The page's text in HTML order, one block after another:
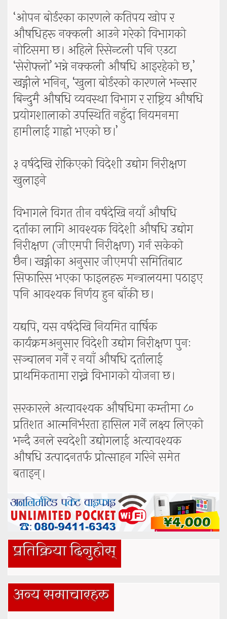
‘ओपन बोर्डरका कारणले कतिपय खोप र
औषधिहरू नक्कली आउने गरेको विभागको
नोटिसमा छ। अहिले रिसेन्टली पनि एउटा
‘सेरोफ्लो’ भन्ने नक्कली औषधि आइरहेको छ,’
खड्गीले भनिन्, ‘खुला बोर्डरको कारणले भन्सार
बिन्दुमै औषधि व्यवस्था विभाग र राष्ट्रिय औषधि
प्रयोगशालाको उपस्थिति नहुँदा नियमनमा
हामीलाई गाह्रो भएको छ।’
३ वर्षदेखि रोकिएको विदेशी उद्योग निरीक्षण
खुलाइने
विभागले विगत तीन वर्षदेखि नयाँ औषधि
दर्ताका लागि आवश्यक विदेशी औषधि उद्योग
निरीक्षण (जीएमपी निरीक्षण) गर्न सकेको
छैन। खड्गीका अनुसार जीएमपी समितिबाट
सिफारिस भएका फाइलहरू मन्त्रालयमा पठाइए
पनि आवश्यक निर्णय हुन बाँकी छ।
यद्यपि, यस वर्षदेखि नियमित वार्षिक
कार्यक्रमअनुसार विदेशी उद्योग निरीक्षण पुनः
सञ्चालन गर्ने र नयाँ औषधि दर्तालाई
प्राथमिकतामा राख्ने विभागको योजना छ।
सरकारले अत्यावश्यक औषधिमा कम्तीमा ८०
प्रतिशत आत्मनिर्भरता हासिल गर्ने लक्ष्य लिएको
भन्दै उनले स्वदेशी उद्योगलाई अत्यावश्यक
औषधि उत्पादनतर्फ प्रोत्साहन गरिने समेत
बताइन्।
प्रतिक्रिया दिनुहोस्
अन्य समाचारहरु